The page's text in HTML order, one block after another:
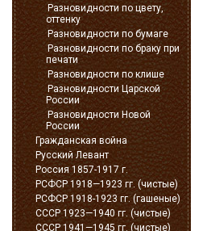
Разновидности по цвету,
оттенку
Разновидности по бумаге
Разновидности по браку при
печати
Разновидности по клише
Разновидности Царской
России
Разновидности Новой
России
Гражданская война
Русский Левант
Россия 1857-1917 г.
РСФСР 1918—1923 гг. (чистые)
РСФСР 1918-1923 гг. (гашеные)
СССР 1923—1940 гг. (чистые)
СССР 1941—1945 гг. (чистые)